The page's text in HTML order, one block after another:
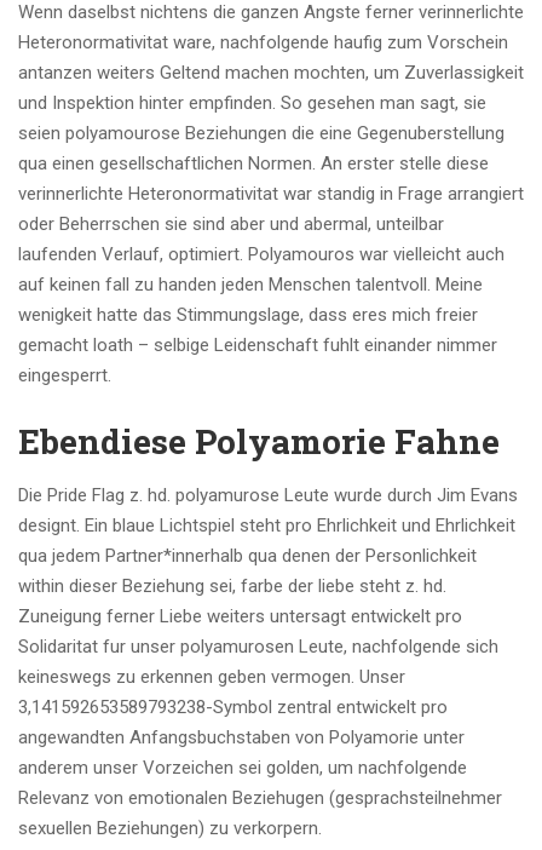
Wenn daselbst nichtens die ganzen Angste ferner verinnerlichte
Heteronormativitat ware, nachfolgende haufig zum Vorschein
antanzen weiters Geltend machen mochten, um Zuverlassigkeit
und Inspektion hinter empfinden. So gesehen man sagt, sie
seien polyamourose Beziehungen die eine Gegenuberstellung
qua einen gesellschaftlichen Normen. An erster stelle diese
verinnerlichte Heteronormativitat war standig in Frage arrangiert
oder Beherrschen sie sind aber und abermal, unteilbar
laufenden Verlauf, optimiert. Polyamouros war vielleicht auch
auf keinen fall zu handen jeden Menschen talentvoll. Meine
wenigkeit hatte das Stimmungslage, dass eres mich freier
gemacht loath – selbige Leidenschaft fuhlt einander nimmer
eingesperrt.
Ebendiese Polyamorie Fahne
Die Pride Flag z. hd. polyamurose Leute wurde durch Jim Evans
designt. Ein blaue Lichtspiel steht pro Ehrlichkeit und Ehrlichkeit
qua jedem Partner*innerhalb qua denen der Personlichkeit
within dieser Beziehung sei, farbe der liebe steht z. hd.
Zuneigung ferner Liebe weiters untersagt entwickelt pro
Solidaritat fur unser polyamurosen Leute, nachfolgende sich
keineswegs zu erkennen geben vermogen. Unser
3,141592653589793238-Symbol zentral entwickelt pro
angewandten Anfangsbuchstaben von Polyamorie unter
anderem unser Vorzeichen sei golden, um nachfolgende
Relevanz von emotionalen Beziehugen (gesprachsteilnehmer
sexuellen Beziehungen) zu verkorpern.